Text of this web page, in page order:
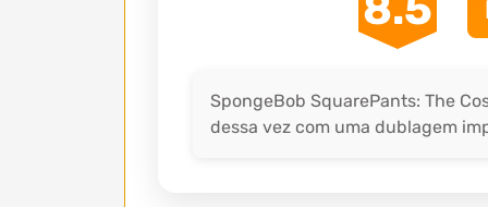
SpongeBob SquarePants: The
dessa vez com uma dublagem